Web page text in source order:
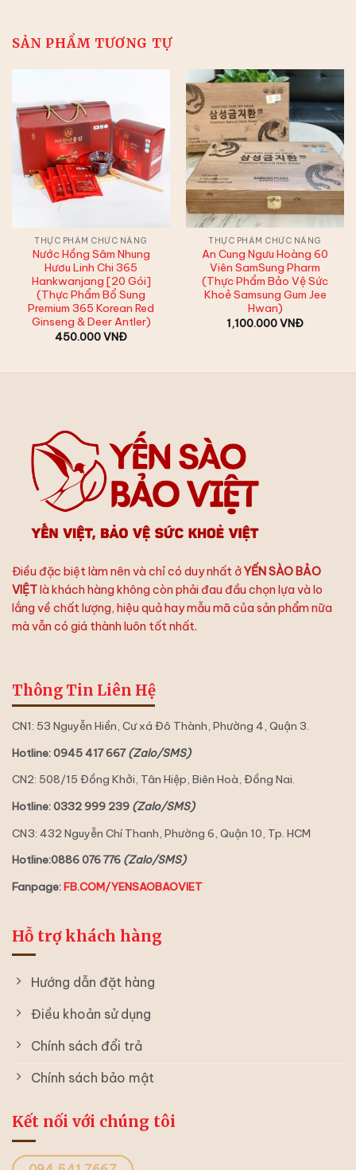
SẢN PHẨM TƯƠNG TỰ
THỰC PHẨM CHỨC NĂNG
Nước Hồng Sâm Nhung
Hươu Linh Chi 365
Hankwanjang [20 Gói]
(Thực Phẩm Bổ Sung
Premium 365 Korean Red
Ginseng & Deer Antler)
450.000VNĐ
THỰC PHẨM CHỨC NĂNG
An Cung Ngưu Hoàng 60
Viên SamSung Pharm
(Thực Phẩm Bảo Vệ Sức
Khoẻ Samsung Gum Jee
Hwan)
1,100.000VNĐ
Điều đặc biệt làm nên và chỉ có duy nhất ởYẾN SÀO BẢO
VIỆTlà khách hàng không còn phải đau đầu chọn lựa và lo
lắng về chất lượng, hiệu quả hay mẫu mã của sản phẩm nữa
mà vẫn có giá thành luôn tốt nhất.
Thông Tin Liên Hệ
CN1: 53 Nguyễn Hiền, Cư xá Đô Thành, Phường 4, Quận 3.
Hotline: 0945 417 667(Zalo/SMS)
CN2: 508/15 Đồng Khởi, Tân Hiệp, Biên Hoà, Đồng Nai.
Hotline: 0332 999 239 (Zalo/SMS)
CN3: 432 Nguyễn Chí Thanh, Phường 6, Quận 10, Tp. HCM
Hotline:0886 076 776 (Zalo/SMS)
Fanpage:FB.COM/YENSAOBAOVIET
Hỗ trợ khách hàng
Hướng dẫn đặt hàng
Điều khoản sử dụng
Chính sách đổi trả
Chính sách bảo mật
Kết nối với chúng tôi